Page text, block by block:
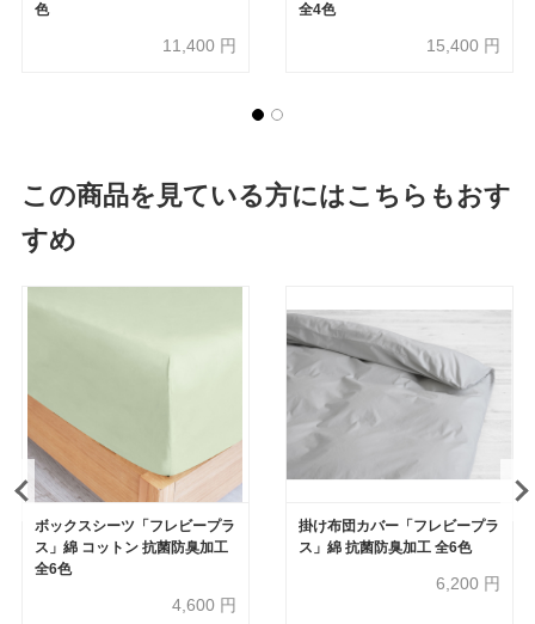
色
11,400 円
全4色
15,400 円
この商品を見ている方にはこちらもおす
すめ
ボックスシーツ「フレビープラ
ス」綿 コットン 抗菌防臭加工
全6色
4,600 円
掛け布団カバー「フレビープラ
ス」綿 抗菌防臭加工 全6色
6,200 円